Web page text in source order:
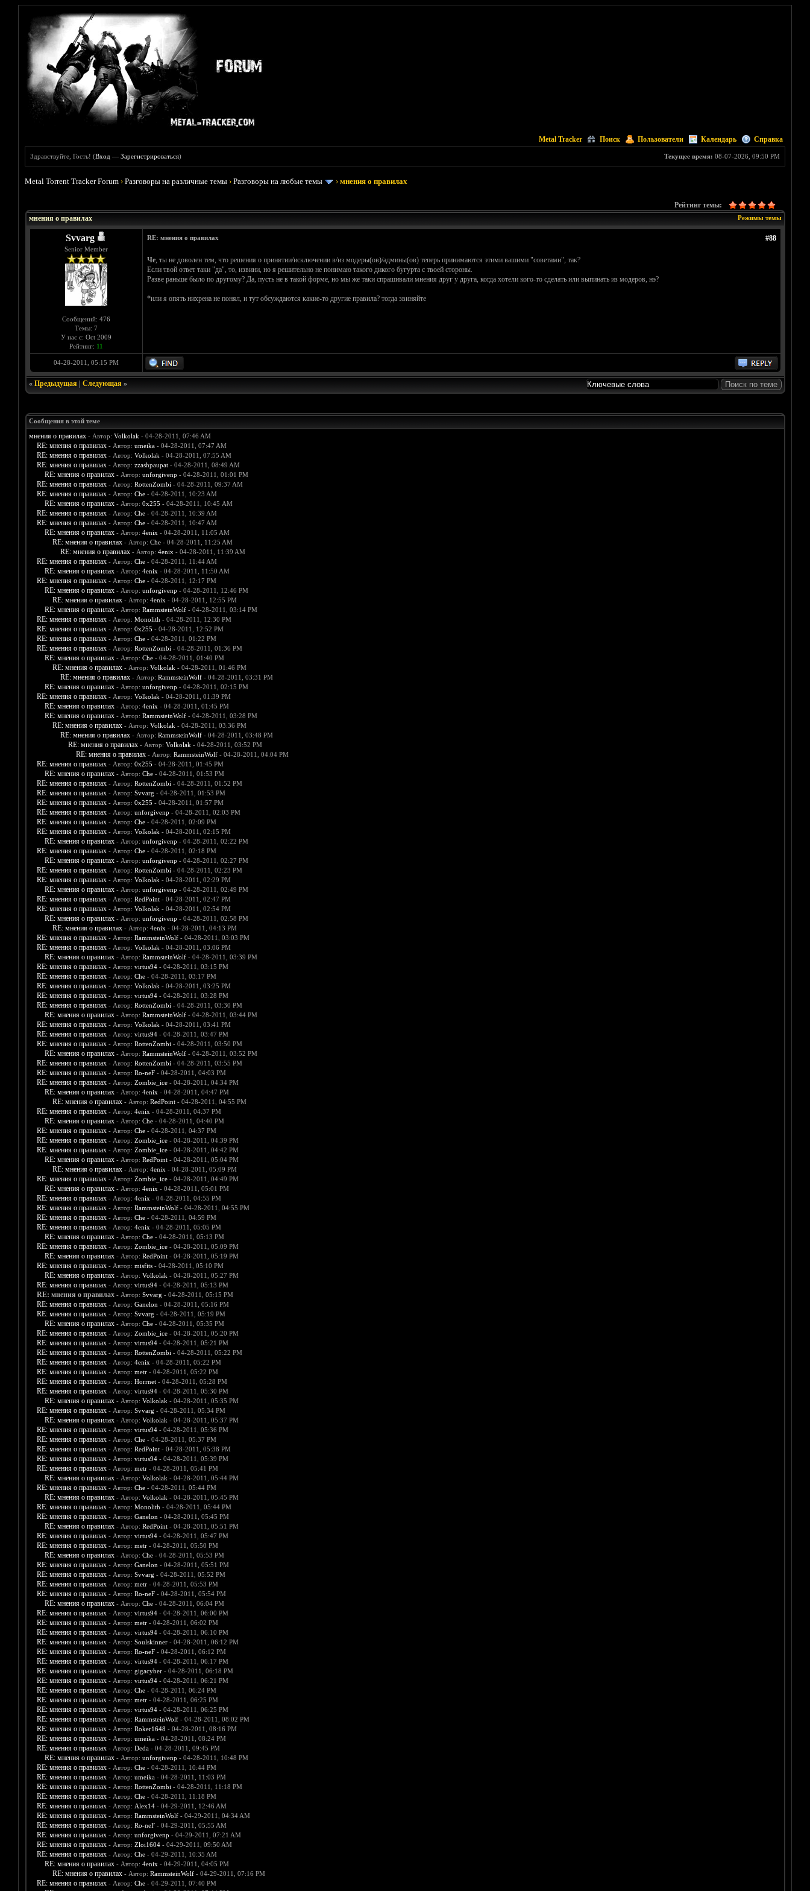
Metal Tracker Поиск Пользователи Календарь Справка
Текущее время: 08-07-2026, 09:50 PM
Здравствуйте, Гость! (Вход —Зарегистрироваться)
Metal Torrent Tracker Forum ›Разговоры на различные темы ›Разговоры на любые темы ›мнения о правилах
Рейтинг темы:
Режимы темы
мнения о правилах
Svvarg
Senior Member
Сообщений: 476
Темы: 7
У нас с: Oct 2009
Рейтинг: 11
#88
RE: мнения о правилах
Че, ты не доволен тем, что решения о принятии/исключении в/из модеры(ов)/админы(ов) теперь принимаются этими вашими "советами", так?
Если твой ответ таки "да", то, извини, но я решительно не понимаю такого дикого бугурта с твоей стороны.
Разве раньше было по другому? Да, пусть не в такой форме, но мы же таки спрашивали мнения друг у друга, когда хотели кого-то сделать или выпинать из модеров, нэ?
*или я опять нихрена не понял, и тут обсуждаются какие-то другие правила? тогда звиняйте
04-28-2011, 05:15 PM
« Предыдущая| Следующая»
Сообщения в этой теме
мнения о правилах - Автор: Volkolak - 04-28-2011, 07:46 AM
RE: мнения о правилах - Автор: umeika- 04-28-2011, 07:47 AM
RE: мнения о правилах - Автор: Volkolak - 04-28-2011, 07:55 AM
RE: мнения о правилах - Автор: zzashpaupat- 04-28-2011, 08:49 AM
RE: мнения о правилах - Автор: unforgivenp - 04-28-2011, 01:01 PM
RE: мнения о правилах - Автор: RottenZombi - 04-28-2011, 09:37 AM
RE: мнения о правилах - Автор: Che- 04-28-2011, 10:23 AM
RE: мнения о правилах - Автор: 0х255 - 04-28-2011, 10:45 AM
RE: мнения о правилах - Автор: Che- 04-28-2011, 10:39 AM
RE: мнения о правилах - Автор: Che- 04-28-2011, 10:47 AM
RE: мнения о правилах - Автор: 4enix - 04-28-2011, 11:05 AM
RE: мнения о правилах - Автор: Che- 04-28-2011, 11:25 AM
RE: мнения о правилах - Автор: 4enix - 04-28-2011, 11:39 AM
RE: мнения о правилах - Автор: Che- 04-28-2011, 11:44 AM
RE: мнения о правилах - Автор: 4enix - 04-28-2011, 11:50 AM
RE: мнения о правилах - Автор: Che- 04-28-2011, 12:17 PM
RE: мнения о правилах - Автор: unforgivenp - 04-28-2011, 12:46 PM
RE: мнения о правилах - Автор: 4enix - 04-28-2011, 12:55 PM
RE: мнения о правилах - Автор: RammsteinWolf- 04-28-2011, 03:14 PM
RE: мнения о правилах - Автор: Monolith - 04-28-2011, 12:30 PM
RE: мнения о правилах - Автор: 0х255 - 04-28-2011, 12:52 PM
RE: мнения о правилах - Автор: Che- 04-28-2011, 01:22 PM
RE: мнения о правилах - Автор: RottenZombi - 04-28-2011, 01:36 PM
RE: мнения о правилах - Автор: Che- 04-28-2011, 01:40 PM
RE: мнения о правилах - Автор: Volkolak - 04-28-2011, 01:46 PM
RE: мнения о правилах - Автор: RammsteinWolf- 04-28-2011, 03:31 PM
RE: мнения о правилах - Автор: unforgivenp - 04-28-2011, 02:15 PM
RE: мнения о правилах - Автор: Volkolak - 04-28-2011, 01:39 PM
RE: мнения о правилах - Автор: 4enix - 04-28-2011, 01:45 PM
RE: мнения о правилах - Автор: RammsteinWolf- 04-28-2011, 03:28 PM
RE: мнения о правилах - Автор: Volkolak - 04-28-2011, 03:36 PM
RE: мнения о правилах - Автор: RammsteinWolf- 04-28-2011, 03:48 PM
RE: мнения о правилах - Автор: Volkolak - 04-28-2011, 03:52 PM
RE: мнения о правилах - Автор: RammsteinWolf- 04-28-2011, 04:04 PM
RE: мнения о правилах - Автор: 0х255 - 04-28-2011, 01:45 PM
RE: мнения о правилах - Автор: Che- 04-28-2011, 01:53 PM
RE: мнения о правилах - Автор: RottenZombi - 04-28-2011, 01:52 PM
RE: мнения о правилах - Автор: Svvarg - 04-28-2011, 01:53 PM
RE: мнения о правилах - Автор: 0х255 - 04-28-2011, 01:57 PM
RE: мнения о правилах - Автор: unforgivenp - 04-28-2011, 02:03 PM
RE: мнения о правилах - Автор: Che- 04-28-2011, 02:09 PM
RE: мнения о правилах - Автор: Volkolak - 04-28-2011, 02:15 PM
RE: мнения о правилах - Автор: unforgivenp - 04-28-2011, 02:22 PM
RE: мнения о правилах - Автор: Che- 04-28-2011, 02:18 PM
RE: мнения о правилах - Автор: unforgivenp - 04-28-2011, 02:27 PM
RE: мнения о правилах - Автор: RottenZombi - 04-28-2011, 02:23 PM
RE: мнения о правилах - Автор: Volkolak - 04-28-2011, 02:29 PM
RE: мнения о правилах - Автор: unforgivenp - 04-28-2011, 02:49 PM
RE: мнения о правилах - Автор: RedPoint- 04-28-2011, 02:47 PM
RE: мнения о правилах - Автор: Volkolak - 04-28-2011, 02:54 PM
RE: мнения о правилах - Автор: unforgivenp - 04-28-2011, 02:58 PM
RE: мнения о правилах - Автор: 4enix - 04-28-2011, 04:13 PM
RE: мнения о правилах - Автор: RammsteinWolf- 04-28-2011, 03:03 PM
RE: мнения о правилах - Автор: Volkolak - 04-28-2011, 03:06 PM
RE: мнения о правилах - Автор: RammsteinWolf- 04-28-2011, 03:39 PM
RE: мнения о правилах - Автор: virtus94- 04-28-2011, 03:15 PM
RE: мнения о правилах - Автор: Che- 04-28-2011, 03:17 PM
RE: мнения о правилах - Автор: Volkolak - 04-28-2011, 03:25 PM
RE: мнения о правилах - Автор: virtus94- 04-28-2011, 03:28 PM
RE: мнения о правилах - Автор: RottenZombi - 04-28-2011, 03:30 PM
RE: мнения о правилах - Автор: RammsteinWolf- 04-28-2011, 03:44 PM
RE: мнения о правилах - Автор: Volkolak - 04-28-2011, 03:41 PM
RE: мнения о правилах - Автор: virtus94- 04-28-2011, 03:47 PM
RE: мнения о правилах - Автор: RottenZombi - 04-28-2011, 03:50 PM
RE: мнения о правилах - Автор: RammsteinWolf- 04-28-2011, 03:52 PM
RE: мнения о правилах - Автор: RottenZombi - 04-28-2011, 03:55 PM
RE: мнения о правилах - Автор: Ro-neF- 04-28-2011, 04:03 PM
RE: мнения о правилах - Автор: Zombie_ice- 04-28-2011, 04:34 PM
RE: мнения о правилах - Автор: 4enix - 04-28-2011, 04:47 PM
RE: мнения о правилах - Автор: RedPoint- 04-28-2011, 04:55 PM
RE: мнения о правилах - Автор: 4enix - 04-28-2011, 04:37 PM
RE: мнения о правилах - Автор: Che- 04-28-2011, 04:40 PM
RE: мнения о правилах - Автор: Che- 04-28-2011, 04:37 PM
RE: мнения о правилах - Автор: Zombie_ice- 04-28-2011, 04:39 PM
RE: мнения о правилах - Автор: Zombie_ice- 04-28-2011, 04:42 PM
RE: мнения о правилах - Автор: RedPoint- 04-28-2011, 05:04 PM
RE: мнения о правилах - Автор: 4enix - 04-28-2011, 05:09 PM
RE: мнения о правилах - Автор: Zombie_ice- 04-28-2011, 04:49 PM
RE: мнения о правилах - Автор: 4enix - 04-28-2011, 05:01 PM
RE: мнения о правилах - Автор: 4enix - 04-28-2011, 04:55 PM
RE: мнения о правилах - Автор: RammsteinWolf- 04-28-2011, 04:55 PM
RE: мнения о правилах - Автор: Che- 04-28-2011, 04:59 PM
RE: мнения о правилах - Автор: 4enix - 04-28-2011, 05:05 PM
RE: мнения о правилах - Автор: Che- 04-28-2011, 05:13 PM
RE: мнения о правилах - Автор: Zombie_ice- 04-28-2011, 05:09 PM
RE: мнения о правилах - Автор: RedPoint- 04-28-2011, 05:19 PM
RE: мнения о правилах - Автор: misfits- 04-28-2011, 05:10 PM
RE: мнения о правилах - Автор: Volkolak - 04-28-2011, 05:27 PM
RE: мнения о правилах - Автор: virtus94- 04-28-2011, 05:13 PM
RE: мнения о правилах - Автор: Svvarg - 04-28-2011, 05:15 PM
RE: мнения о правилах - Автор: Ganelon - 04-28-2011, 05:16 PM
RE: мнения о правилах - Автор: Svvarg - 04-28-2011, 05:19 PM
RE: мнения о правилах - Автор: Che- 04-28-2011, 05:35 PM
RE: мнения о правилах - Автор: Zombie_ice- 04-28-2011, 05:20 PM
RE: мнения о правилах - Автор: virtus94- 04-28-2011, 05:21 PM
RE: мнения о правилах - Автор: RottenZombi - 04-28-2011, 05:22 PM
RE: мнения о правилах - Автор: 4enix - 04-28-2011, 05:22 PM
RE: мнения о правилах - Автор: metr- 04-28-2011, 05:22 PM
RE: мнения о правилах - Автор: Horrnet- 04-28-2011, 05:28 PM
RE: мнения о правилах - Автор: virtus94- 04-28-2011, 05:30 PM
RE: мнения о правилах - Автор: Volkolak - 04-28-2011, 05:35 PM
RE: мнения о правилах - Автор: Svvarg - 04-28-2011, 05:34 PM
RE: мнения о правилах - Автор: Volkolak - 04-28-2011, 05:37 PM
RE: мнения о правилах - Автор: virtus94- 04-28-2011, 05:36 PM
RE: мнения о правилах - Автор: Che- 04-28-2011, 05:37 PM
RE: мнения о правилах - Автор: RedPoint- 04-28-2011, 05:38 PM
RE: мнения о правилах - Автор: virtus94- 04-28-2011, 05:39 PM
RE: мнения о правилах - Автор: metr- 04-28-2011, 05:41 PM
RE: мнения о правилах - Автор: Volkolak - 04-28-2011, 05:44 PM
RE: мнения о правилах - Автор: Che- 04-28-2011, 05:44 PM
RE: мнения о правилах - Автор: Volkolak - 04-28-2011, 05:45 PM
RE: мнения о правилах - Автор: Monolith - 04-28-2011, 05:44 PM
RE: мнения о правилах - Автор: Ganelon - 04-28-2011, 05:45 PM
RE: мнения о правилах - Автор: RedPoint- 04-28-2011, 05:51 PM
RE: мнения о правилах - Автор: virtus94- 04-28-2011, 05:47 PM
RE: мнения о правилах - Автор: metr- 04-28-2011, 05:50 PM
RE: мнения о правилах - Автор: Che- 04-28-2011, 05:53 PM
RE: мнения о правилах - Автор: Ganelon - 04-28-2011, 05:51 PM
RE: мнения о правилах - Автор: Svvarg - 04-28-2011, 05:52 PM
RE: мнения о правилах - Автор: metr- 04-28-2011, 05:53 PM
RE: мнения о правилах - Автор: Ro-neF- 04-28-2011, 05:54 PM
RE: мнения о правилах - Автор: Che- 04-28-2011, 06:04 PM
RE: мнения о правилах - Автор: virtus94- 04-28-2011, 06:00 PM
RE: мнения о правилах - Автор: metr- 04-28-2011, 06:02 PM
RE: мнения о правилах - Автор: virtus94- 04-28-2011, 06:10 PM
RE: мнения о правилах - Автор: Soulskinner- 04-28-2011, 06:12 PM
RE: мнения о правилах - Автор: Ro-neF- 04-28-2011, 06:12 PM
RE: мнения о правилах - Автор: virtus94- 04-28-2011, 06:17 PM
RE: мнения о правилах - Автор: gigacyber- 04-28-2011, 06:18 PM
RE: мнения о правилах - Автор: virtus94- 04-28-2011, 06:21 PM
RE: мнения о правилах - Автор: Che- 04-28-2011, 06:24 PM
RE: мнения о правилах - Автор: metr- 04-28-2011, 06:25 PM
RE: мнения о правилах - Автор: virtus94- 04-28-2011, 06:25 PM
RE: мнения о правилах - Автор: RammsteinWolf- 04-28-2011, 08:02 PM
RE: мнения о правилах - Автор: Roker1648 - 04-28-2011, 08:16 PM
RE: мнения о правилах - Автор: umeika- 04-28-2011, 08:24 PM
RE: мнения о правилах - Автор: Deda- 04-28-2011, 09:45 PM
RE: мнения о правилах - Автор: unforgivenp - 04-28-2011, 10:48 PM
RE: мнения о правилах - Автор: Che- 04-28-2011, 10:44 PM
RE: мнения о правилах - Автор: umeika- 04-28-2011, 11:03 PM
RE: мнения о правилах - Автор: RottenZombi - 04-28-2011, 11:18 PM
RE: мнения о правилах - Автор: Che- 04-28-2011, 11:18 PM
RE: мнения о правилах - Автор: Alex14- 04-29-2011, 12:46 AM
RE: мнения о правилах - Автор: RammsteinWolf- 04-29-2011, 04:34 AM
RE: мнения о правилах - Автор: Ro-neF- 04-29-2011, 05:55 AM
RE: мнения о правилах - Автор: unforgivenp - 04-29-2011, 07:21 AM
RE: мнения о правилах - Автор: Zloi1604- 04-29-2011, 09:50 AM
RE: мнения о правилах - Автор: Che- 04-29-2011, 10:35 AM
RE: мнения о правилах - Автор: 4enix - 04-29-2011, 04:05 PM
RE: мнения о правилах - Автор: RammsteinWolf- 04-29-2011, 07:16 PM
RE: мнения о правилах - Автор: Che- 04-29-2011, 07:40 PM